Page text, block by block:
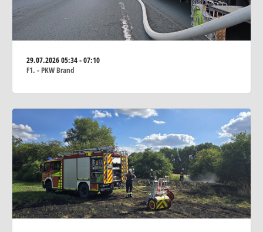
29.07.202605:34 - 07:10
F1. - PKW Brand